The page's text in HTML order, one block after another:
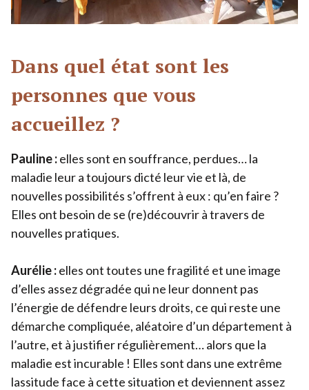
Dans quel état sont les
personnes que vous
accueillez ?
Pauline :elles sont en souffrance, perdues… la
maladie leur a toujours dicté leur vie et là, de
nouvelles possibilités s’offrent à eux : qu’en faire ?
Elles ont besoin de se (re)découvrir à travers de
nouvelles pratiques.
Aurélie :elles ont toutes une fragilité et une image
d’elles assez dégradée qui ne leur donnent pas
l’énergie de défendre leurs droits, ce qui reste une
démarche compliquée, aléatoire d’un département à
l’autre, et à justifier régulièrement… alors que la
maladie est incurable ! Elles sont dans une extrême
lassitude face à cette situation et deviennent assez